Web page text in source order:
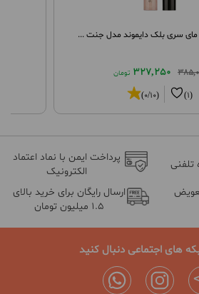
مای سری بلک دایموند مدل جنت ...
327,250 تومان
(1)
(0/10)
تلفنی
پرداخت ایمن با نماد اعتماد
الکترونیک
ارسال رایگان برای خرید بالای
1.5 میلیون تومان
های اجتماعی دنبال کنید